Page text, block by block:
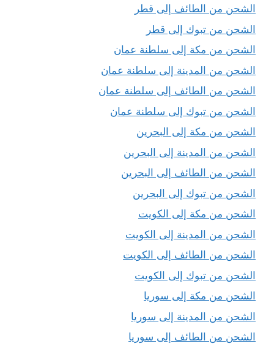
الشحن من الطائف إلى قطر
الشحن من تبوك إلى قطر
الشحن من مكة إلى سلطنة عمان
الشحن من المدينة إلى سلطنة عمان
الشحن من الطائف إلى سلطنة عمان
الشحن من تبوك إلى سلطنة عمان
الشحن من مكة إلى البحرين
الشحن من المدينة إلى البحرين
الشحن من الطائف إلى البحرين
الشحن من تبوك إلى البحرين
الشحن من مكة إلى الكويت
الشحن من المدينة إلى الكويت
الشحن من الطائف إلى الكويت
الشحن من تبوك إلى الكويت
الشحن من مكة إلى سوريا
الشحن من المدينة إلى سوريا
الشحن من الطائف إلى سوريا